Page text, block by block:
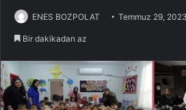
ENES BOZPOLAT Temmuz 29, 2023
Bir dakikadan az